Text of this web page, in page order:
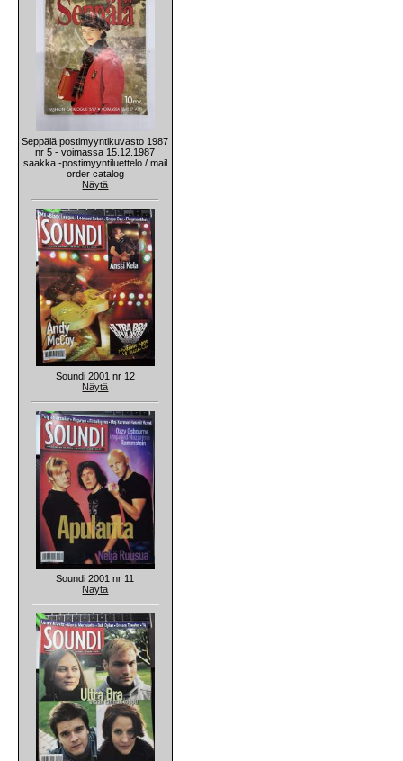
Seppälä postimyyntikuvasto 1987
nr 5 - voimassa 15.12.1987
saakka -postimyyntiluettelo / mail
order catalog
Näytä
Soundi 2001 nr 12
Näytä
Soundi 2001 nr 11
Näytä